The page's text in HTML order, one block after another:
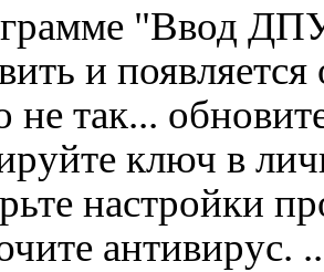
"Ввод
и
не так...
ключ в
настройки
антивирус.